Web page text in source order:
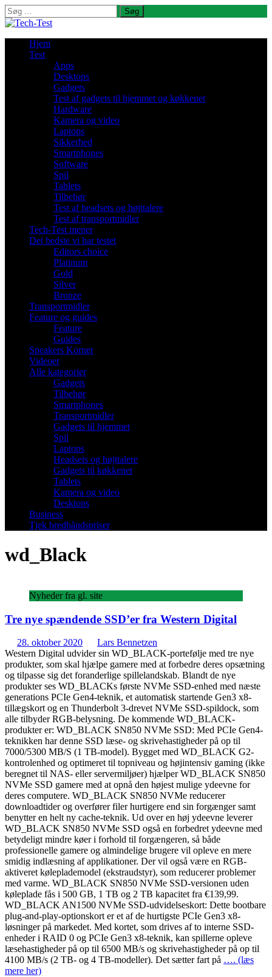
Søg
efter:
Hjem
Test
Apps
Desktops
Gadgets
Test af gadgets til hjemmet og køkkenet
Hardware
Kamera og video
Laptops
Sikkerhed
Smartphones
Software
Spil
Tablets
Tilbehør
Test af headsets og højttalere
Test af transportmidler
Tech-Test mener
Det bedste vi har testet
Editors choice
Platinum
Gold
Silver
Bronze
Transportmidler
Feature og guides
Feature
Guides
Speakers Korner
Videoer
Alle kategorier
Gadgets
Tilbehør
Smartphones
Transportmidler
Gadgets til hjemmet
Spil
Laptops
Headsets og højttalere
Gadgets til køkkenet
Tablets
Kamera og video
Desktops
Business
Tjek bredbåndspriser
wd_Black
Nyheder fra gl. site
Tre nye spændende SSD’er fra Western Digital
28. oktober 2020
Lars Bennetzen
Western Digital udvider sin WD_BLACK-portefølje med tre nye
produkter, som skal hjælpe gamere med at forbedre deres opsætning
og tilpasse sig det foranderlige spillelandskab. Blandt de nye
produkter ses WD_BLACKs første NVMe SSD-enhed med næste
generations PCIe Gen4-teknik, et automatisk startende Gen3 x8-
tillægskort og en Thunderbolt 3-drevet NVMe SSD-spildock, som
alle tilbyder RGB-belysning. De kommende WD_BLACK-
produkter er: WD_BLACK SN850 NVMe SSD: Med PCIe Gen4-
teknikken har denne SSD læse- og skrivehastigheder på op til
7000/5300 MB/S (1 TB-model). Bygget med WD_BLACK G2-
kontrolenhed og optimeret til topniveau og højintensiv gaming (ikke
beregnet til NAS- eller servermiljøer) hjælper WD_BLACK SN850
NVMe SSD gamere med at opnå den højest mulige ydeevne for
deres computere. WD_BLACK SN850 NVMe reducerer
downloadtider og overfører filer hurtigere end sin forgænger samt
benytter en helt ny cache-teknik. Ud over en høj ydeevne leverer
WD_BLACK SN850 NVMe SSD også en forbedret ydeevne med
betydeligt mindre køer i forhold til forgængeren, så både
professionelle gamere og almindelige brugere vil opleve en mere
smidig indlæsning af applikationer. Der vil også være en RGB-
aktiveret køleplademodel (ekstraudstyr), som reducerer problemer
med varme. WD_BLACK SN850 NVMe SSD-versionen uden
køleplade fås i 500 GB, 1 TB og 2 TB kapacitet fra €139,99.
WD_BLACK AN1500 NVMe SSD-udvidelseskort: Dette bootbare
plug-and-play-optionskort er et af de hurtigste PCIe Gen3 x8-
løsninger på markedet. Med kortet, som drives af to interne SSD-
enheder i RAID 0 og PCIe Gen3 x8-teknik, kan spillerne opleve
læsehastigheder på op til 6500 MB/s og skrivehastigheder på op til
4100 MB/s (2 TB- og 4 TB-modeller). Det sætter fart på …. (læs
mere her)